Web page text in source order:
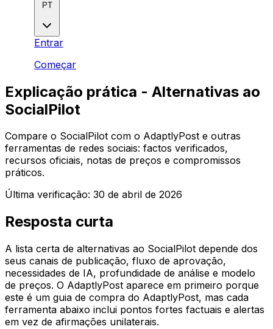
PT
Entrar
Começar
Explicação prática - Alternativas ao
SocialPilot
Compare o SocialPilot com o AdaptlyPost e outras
ferramentas de redes sociais: factos verificados,
recursos oficiais, notas de preços e compromissos
práticos.
Última verificação: 30 de abril de 2026
Resposta curta
A lista certa de alternativas ao SocialPilot depende dos
seus canais de publicação, fluxo de aprovação,
necessidades de IA, profundidade de análise e modelo
de preços. O AdaptlyPost aparece em primeiro porque
este é um guia de compra do AdaptlyPost, mas cada
ferramenta abaixo inclui pontos fortes factuais e alertas
em vez de afirmações unilaterais.